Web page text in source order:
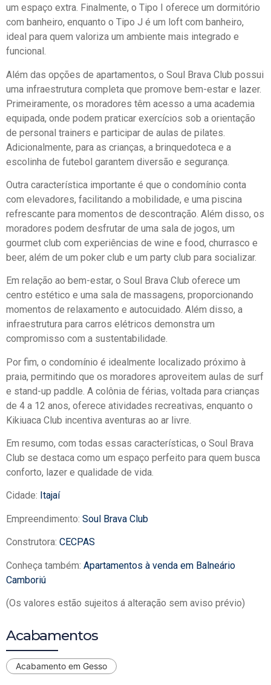
um espaço extra. Finalmente, o Tipo I oferece um dormitório
com banheiro, enquanto o Tipo J é um loft com banheiro,
ideal para quem valoriza um ambiente mais integrado e
funcional.
Além das opções de apartamentos, o Soul Brava Club possui
uma infraestrutura completa que promove bem-estar e lazer.
Primeiramente, os moradores têm acesso a uma academia
equipada, onde podem praticar exercícios sob a orientação
de personal trainers e participar de aulas de pilates.
Adicionalmente, para as crianças, a brinquedoteca e a
escolinha de futebol garantem diversão e segurança.
Outra característica importante é que o condomínio conta
com elevadores, facilitando a mobilidade, e uma piscina
refrescante para momentos de descontração. Além disso, os
moradores podem desfrutar de uma sala de jogos, um
gourmet club com experiências de wine e food, churrasco e
beer, além de um poker club e um party club para socializar.
Em relação ao bem-estar, o Soul Brava Club oferece um
centro estético e uma sala de massagens, proporcionando
momentos de relaxamento e autocuidado. Além disso, a
infraestrutura para carros elétricos demonstra um
compromisso com a sustentabilidade.
Por fim, o condomínio é idealmente localizado próximo à
praia, permitindo que os moradores aproveitem aulas de surf
e stand-up paddle. A colônia de férias, voltada para crianças
de 4 a 12 anos, oferece atividades recreativas, enquanto o
Kikiuaca Club incentiva aventuras ao ar livre.
Em resumo, com todas essas características, o Soul Brava
Club se destaca como um espaço perfeito para quem busca
conforto, lazer e qualidade de vida.
Cidade: Itajaí
Empreendimento: Soul Brava Club
Construtora: CECPAS
Conheça também: Apartamentos à venda em Balneário
Camboriú
(Os valores estão sujeitos á alteração sem aviso prévio)
Acabamentos
Acabamento em Gesso